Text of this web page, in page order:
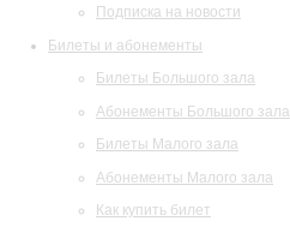
Подписка на новости
Билеты и абонементы
Билеты Большого зала
Абонементы Большого зала
Билеты Малого зала
Абонементы Малого зала
Как купить билет